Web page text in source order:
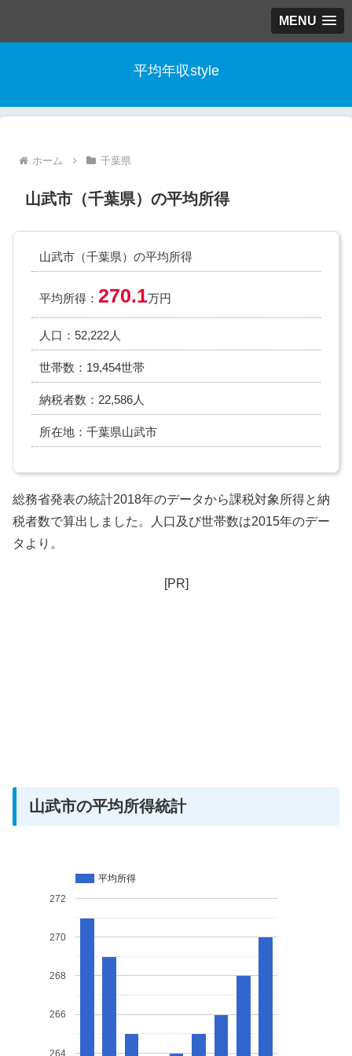
MENU
平均年収style
ホーム 千葉県
山武市（千葉県）の平均所得
山武市（千葉県）の平均所得
平均所得： 270.1万円
人口：52,222人
世帯数：19,454世帯
納税者数：22,586人
所在地：千葉県山武市
総務省発表の統計2018年のデータから課税対象所得と納
税者数で算出しました。人口及び世帯数は2015年のデー
タより。
[PR]
山武市の平均所得統計
平均所得
264
266
268
270
272